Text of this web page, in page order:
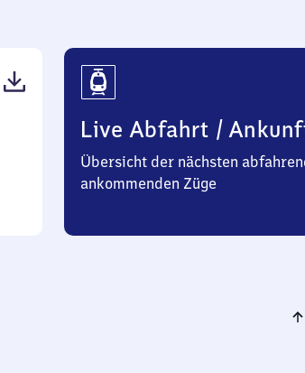
Live Abfahrt /
Übersicht der nächsten
ankommenden Züge